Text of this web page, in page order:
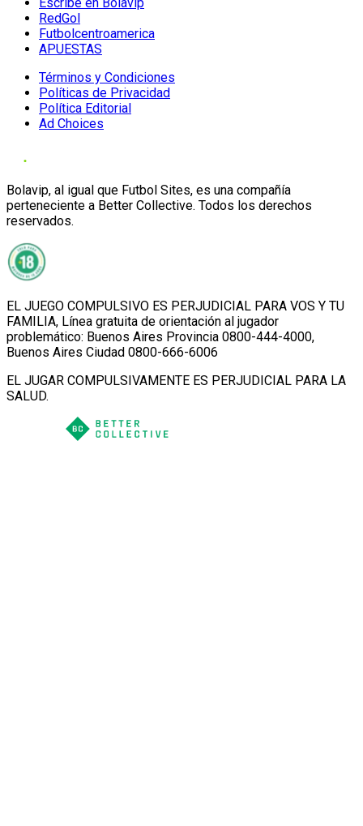
RedGol
Futbolcentroamerica
APUESTAS
Términos y Condiciones
Políticas de Privacidad
Política Editorial
Ad Choices
Bolavip, al igual que Futbol Sites, es una compañía
perteneciente a Better Collective. Todos los derechos
reservados.
EL JUEGO COMPULSIVO ES PERJUDICIAL PARA VOS Y TU
FAMILIA, Línea gratuita de orientación al jugador
problemático: Buenos Aires Provincia 0800-444-4000,
Buenos Aires Ciudad 0800-666-6006
EL JUGAR COMPULSIVAMENTE ES PERJUDICIAL PARA LA
SALUD.